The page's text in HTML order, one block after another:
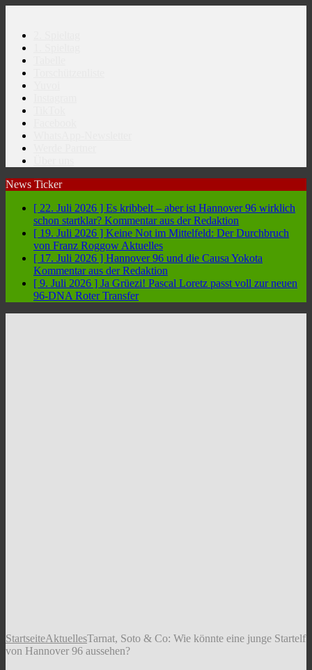
News Ticker
[ 22. Juli 2026 ] Es kribbelt – aber ist Hannover 96 wirklich
schon startklar? Kommentar aus der Redaktion
[ 19. Juli 2026 ] Keine Not im Mittelfeld: Der Durchbruch
von Franz Roggow Aktuelles
[ 17. Juli 2026 ] Hannover 96 und die Causa Yokota
Kommentar aus der Redaktion
[ 9. Juli 2026 ] Ja Grüezi! Pascal Loretz passt voll zur neuen
96-DNA Roter Transfer
StartseiteAktuellesTarnat, Soto & Co: Wie könnte eine junge Startelf
von Hannover 96 aussehen?